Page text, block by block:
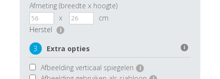
Afmeting (breedte x hoogte)
x
cm
Herstel
i
3 Extra opties i
Afbeelding verticaal spiegelen i